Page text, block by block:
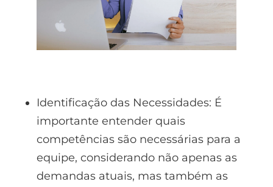
Identificação das Necessidades: É
importante entender quais
competências são necessárias para a
equipe, considerando não apenas as
demandas atuais, mas também as